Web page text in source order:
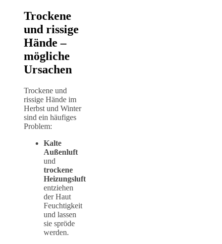
Trockene
und rissige
Hände –
mögliche
Ursachen
Trockene und
rissige Hände im
Herbst und Winter
sind ein häufiges
Problem:
Kalte
Außenluft
und
trockene
Heizungsluft
entziehen
der Haut
Feuchtigkeit
und lassen
sie spröde
werden.